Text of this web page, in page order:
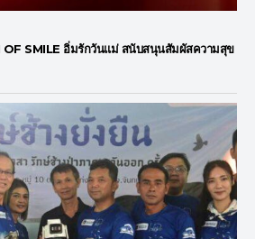
OF SMILE อิ่มรักวันแม่ สนับสนุนสัมผัสความสุข